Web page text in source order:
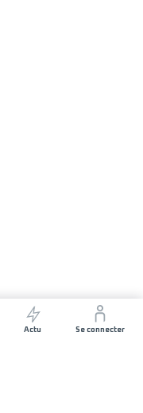
Actu Se connecter